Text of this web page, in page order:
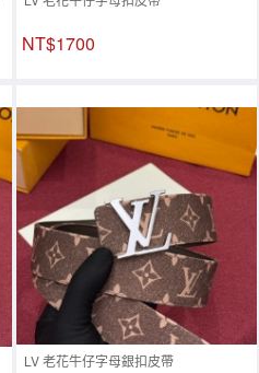
NT$1700
LV 老花牛仔字母銀扣皮帶